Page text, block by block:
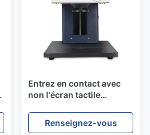
Entrez en contact avec
non l'écran tactile
spectrophotomètre de
couleur de Benchtop
Renseignez-vous